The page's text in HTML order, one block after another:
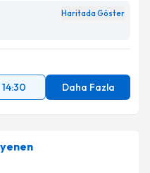
Haritada Göster
14:30 Daha Fazla